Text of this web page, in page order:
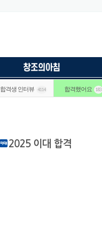
합격생 인터뷰 4114 합격했어요 183
2025 이대 합격